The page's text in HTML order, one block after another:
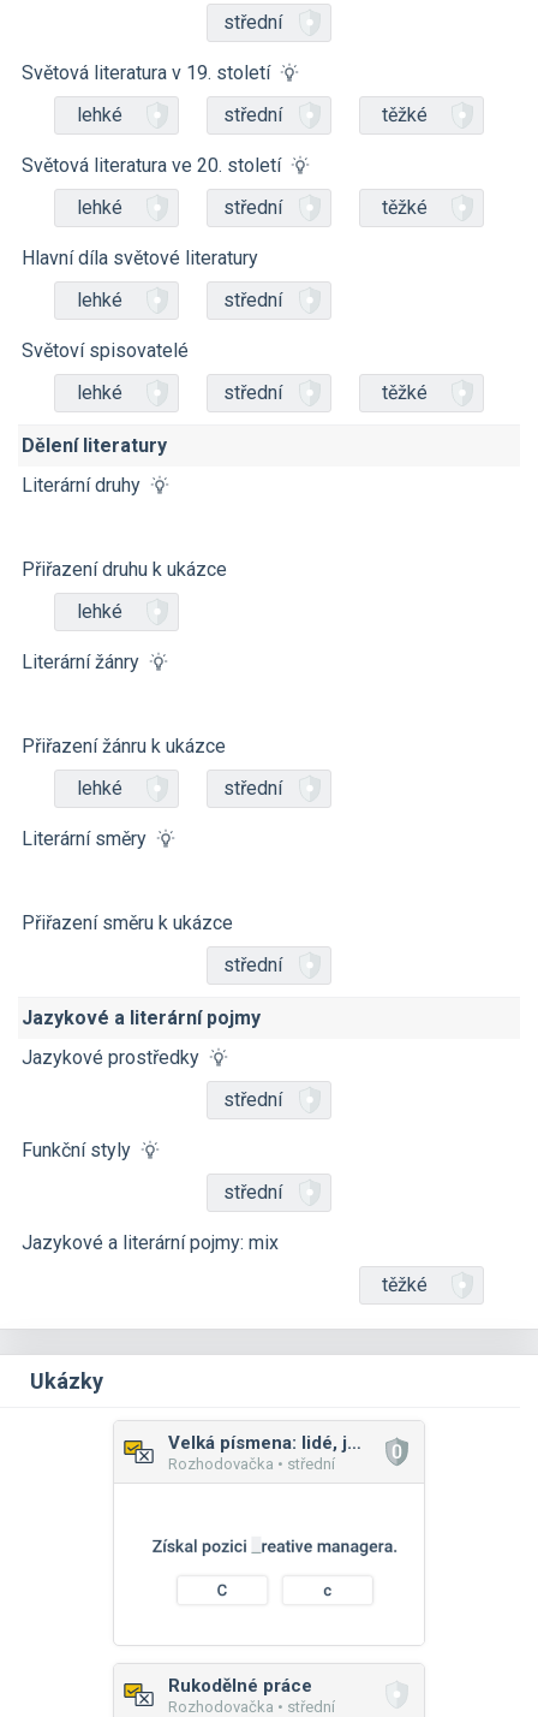
střední
Světová literatura v 19. století
lehké
střední těžké
Světová literatura ve 20. století
lehké
střední těžké
Hlavní díla světové literatury
lehké
střední
Světoví spisovatelé
lehké
střední těžké
Dělení literatury
Literární druhy
Přiřazení druhu k ukázce
lehké
Literární žánry
Přiřazení žánru k ukázce
lehké
střední
Literární směry
Přiřazení směru k ukázce
střední
Jazykové a literární pojmy
Jazykové prostředky
střední
Funkční styly
střední
Jazykové a literární pojmy: mix
těžké
Ukázky
Velká písmena: lidé, jména
Rozhodovačka • střední
Rukodělné práce
Rozhodovačka • střední